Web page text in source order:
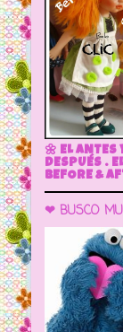
🌼 EL ANTES
DESPUÉS .
BEFORE &
❤ BUSCO